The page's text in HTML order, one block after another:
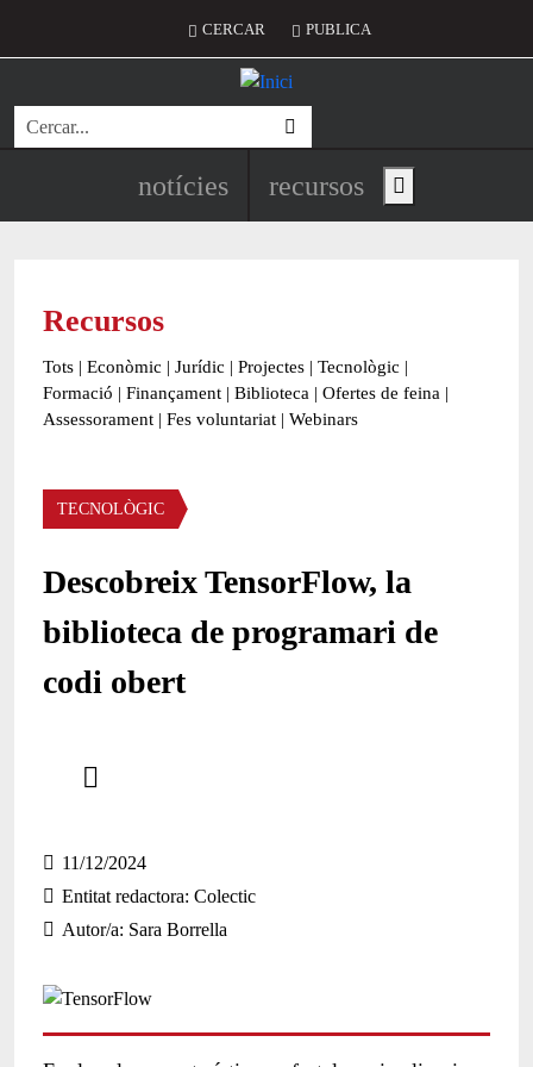
Menú del compte d'usuari
CERCAR PUBLICA
Cerca
Navegació principal de
notícies recursos Show main menu
Recursos
Tots | Econòmic | Jurídic | Projectes | Tecnològic |
Formació | Finançament | Biblioteca | Ofertes de feina |
Assessorament | Fes voluntariat | Webinars
Àmbit
TECNOLÒGIC
Descobreix TensorFlow, la
biblioteca de programari de
codi obert
11/12/2024
Entitat redactora Colectic
Autor/a Sara Borrella